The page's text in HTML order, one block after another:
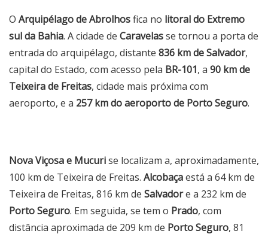
O Arquipélago de Abrolhosfica no litoral do Extremo
sul da Bahia. A cidade de Caravelasse tornou a porta de
entrada do arquipélago, distante 836 km de Salvador,
capital do Estado, com acesso pela BR-101, a 90 km de
Teixeira de Freitas, cidade mais próxima com
aeroporto, e a 257 km do aeroporto de Porto Seguro.
Nova Viçosa e Mucurise localizam a, aproximadamente,
100 km de Teixeira de Freitas. Alcobaçaestá a 64 km de
Teixeira de Freitas, 816 km de Salvadore a 232 km de
Porto Seguro. Em seguida, se tem o Prado, com
distância aproximada de 209 km de Porto Seguro, 81